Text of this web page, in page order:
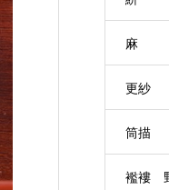
麻
更紗
筒描
襤褸